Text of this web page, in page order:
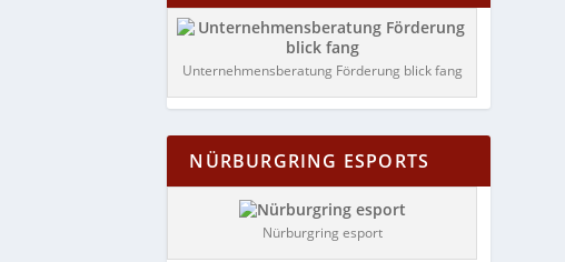
Unternehmensberatung Förderung blick fang
NÜRBURGRING ESPORTS
Nürburgring esport